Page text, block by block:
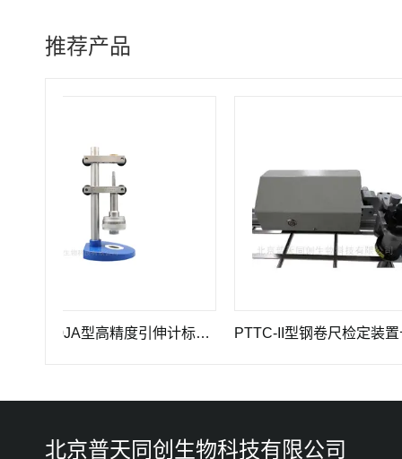
推荐产品
GWB-200JA型高精度引伸计标定仪长度计量器具 PTTC-II型钢卷尺检定装置长度计量仪器
北京普天同创生物科技有限公司